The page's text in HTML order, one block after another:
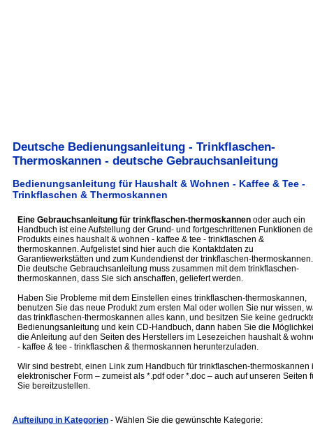
Deutsche Bedienungsanleitung - Trinkflaschen-
Thermoskannen - deutsche Gebrauchsanleitung
Bedienungsanleitung für Haushalt & Wohnen - Kaffee & Tee -
Trinkflaschen & Thermoskannen
Eine Gebrauchsanleitung für trinkflaschen-thermoskannenoder auch ein
Handbuch ist eine Aufstellung der Grund- und fortgeschrittenen Funktionen
Produkts eines haushalt & wohnen - kaffee & tee - trinkflaschen &
thermoskannen. Aufgelistet sind hier auch die Kontaktdaten zu
Garantiewerkstätten und zum Kundendienst der trinkflaschen-thermoskannen.
Die deutsche Gebrauchsanleitung muss zusammen mit dem trinkflaschen-
thermoskannen, dass Sie sich anschaffen, geliefert werden.
Haben Sie Probleme mit dem Einstellen eines trinkflaschen-thermoskannen,
benutzen Sie das neue Produkt zum ersten Mal oder wollen Sie nur wissen,
das trinkflaschen-thermoskannen alles kann, und besitzen Sie keine
Bedienungsanleitung und kein CD-Handbuch, dann haben Sie die
die Anleitung auf den Seiten des Herstellers im Lesezeichen haushalt &
- kaffee & tee - trinkflaschen & thermoskannen herunterzuladen.
Wir sind bestrebt, einen Link zum Handbuch für trinkflaschen-thermoskannen
elektronischer Form – zumeist als *.pdf oder *.doc – auch auf unseren Seiten
Sie bereitzustellen.
Aufteilung in Kategorien - Wählen Sie die gewünschte Kategorie: